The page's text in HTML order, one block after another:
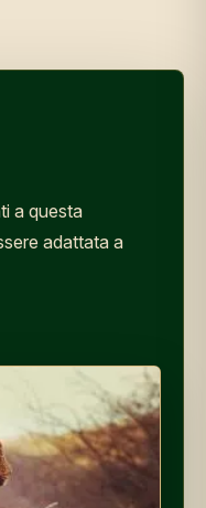
a questa
adattata a